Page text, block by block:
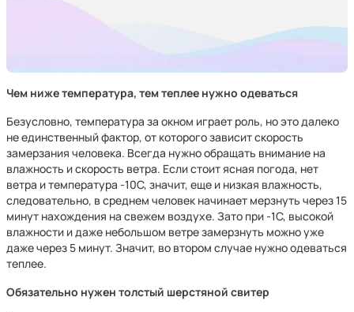
Чем ниже температура, тем теплее нужно одеваться
Безусловно, температура за окном играет роль, но это далеко
не единственный фактор, от которого зависит скорость
замерзания человека. Всегда нужно обращать внимание на
влажность и скорость ветра. Если стоит ясная погода, нет
ветра и температура -10С, значит, еще и низкая влажность,
следовательно, в среднем человек начинает мерзнуть через 15
минут нахождения на свежем воздухе. Зато при -1С, высокой
влажности и даже небольшом ветре замерзнуть можно уже
даже через 5 минут. Значит, во втором случае нужно одеваться
теплее.
Обязательно нужен толстый шерстяной свитер